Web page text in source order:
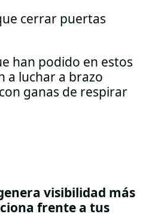
cerrar puertas
han podido en estos
a luchar a brazo
ganas de respirar
visibilidad más
frente a tus